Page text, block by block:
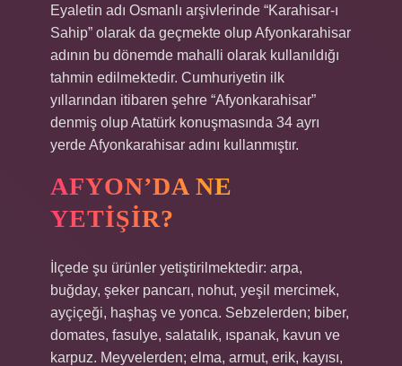
Eyaletin adı Osmanlı arşivlerinde “Karahisar-ı
Sahip” olarak da geçmekte olup Afyonkarahisar
adının bu dönemde mahalli olarak kullanıldığı
tahmin edilmektedir. Cumhuriyetin ilk
yıllarından itibaren şehre “Afyonkarahisar”
denmiş olup Atatürk konuşmasında 34 ayrı
yerde Afyonkarahisar adını kullanmıştır.
AFYON’DA NE
YETIŞIR?
İlçede şu ürünler yetiştirilmektedir: arpa,
buğday, şeker pancarı, nohut, yeşil mercimek,
ayçiçeği, haşhaş ve yonca. Sebzelerden; biber,
domates, fasulye, salatalık, ıspanak, kavun ve
karpuz. Meyvelerden; elma, armut, erik, kayısı,